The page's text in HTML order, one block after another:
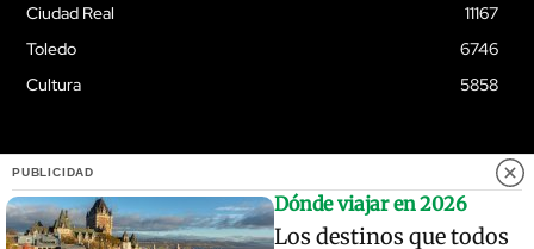
Ciudad Real
11167
Toledo
6746
Cultura
5858
© Quixoteus
PUBLICIDAD
Dónde viajar en 2026
Los destinos que todos